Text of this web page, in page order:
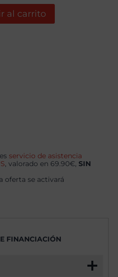
al carrito
servicio de asistencia
, valorado en 69.90€,SIN
oferta se activará
FINANCIACIÓN